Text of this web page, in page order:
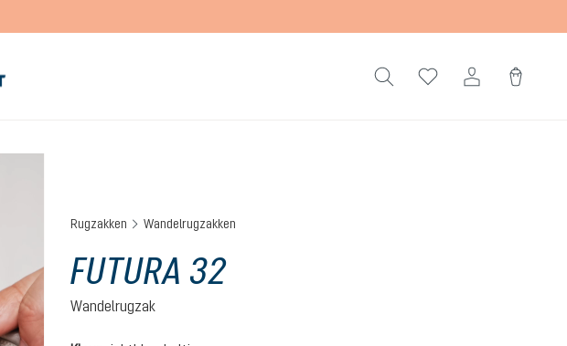
Rugzakken Wandelrugzakken
FUTURA 32
Wandelrugzak